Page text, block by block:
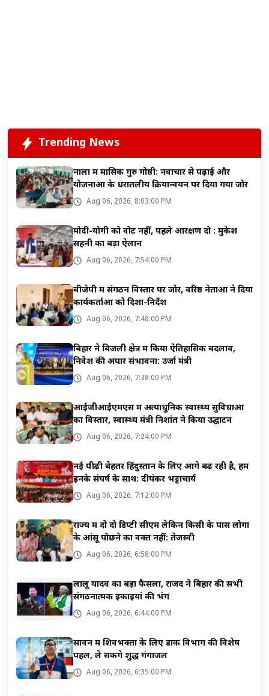
Trending News
नाला में मासिक गुरु गोष्ठी: नवाचार से पढ़ाई और
योजनाओं के धरातलीय क्रियान्वयन पर दिया गया जोर
Aug 06, 2026, 8:03:00 PM
मोदी-योगी को वोट नहीं, पहले आरक्षण दो : मुकेश
सहनी का बड़ा ऐलान
Aug 06, 2026, 7:54:00 PM
बीजेपी में संगठन विस्तार पर जोर, वरिष्ठ नेताओं ने दिया
कार्यकर्ताओं को दिशा-निर्देश
Aug 06, 2026, 7:48:00 PM
बिहार ने बिजली क्षेत्र में किया ऐतिहासिक बदलाव,
निवेश की अपार संभावना: उर्जा मंत्री
Aug 06, 2026, 7:38:00 PM
आईजीआईएमएस में अत्याधुनिक स्वास्थ्य सुविधाओं
का विस्तार, स्वास्थ्य मंत्री निशांत ने किया उद्घाटन
Aug 06, 2026, 7:24:00 PM
नई पीढ़ी बेहतर हिंदुस्तान के लिए आगे बढ़ रही है, हम
इनके संघर्ष के साथ: दीपंकर भट्टाचार्य
Aug 06, 2026, 7:12:00 PM
राज्य में दो दो डिप्टी सीएम लेकिन किसी के पास लोगों
के आंसू पोछने का वक्त नहीं: तेजस्वी
Aug 06, 2026, 6:58:00 PM
लालू यादव का बड़ा फैसला, राजद ने बिहार की सभी
संगठनात्मक इकाइयां की भंग
Aug 06, 2026, 6:44:00 PM
सावन में शिवभक्तों के लिए डाक विभाग की विशेष
पहल, ले सकेंगे शुद्ध गंगाजल
Aug 06, 2026, 6:35:00 PM